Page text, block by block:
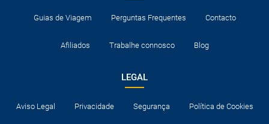
Guias de Viagem Perguntas Frequentes Contacto
Afiliados Trabalhe connosco Blog
LEGAL
Aviso Legal Privacidade Segurança Política de Cookies